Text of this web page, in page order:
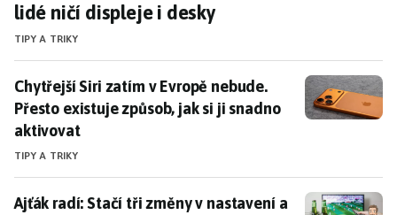
lidé ničí displeje i desky
TIPY A TRIKY
Chytřejší Siri zatím v Evropě nebude. Přesto existuje
Chytřejší Siri zatím v Evropě nebude.
Přesto existuje způsob, jak si ji snadno
aktivovat
TIPY A TRIKY
Ajťák radí: Stačí tři změny v nastavení a fotbalový
Ajťák radí: Stačí tři změny v nastavení a